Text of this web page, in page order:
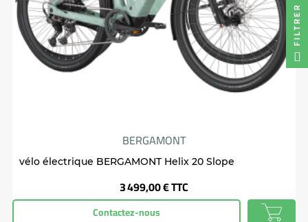
BERGAMONT
vélo électrique BERGAMONT Helix 20 Slope
Prix
3 499,00 €TTC
Contactez-nous
FILTRER